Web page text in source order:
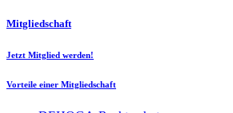
Mitgliedschaft
Jetzt Mitglied werden!
Vorteile einer Mitgliedschaft